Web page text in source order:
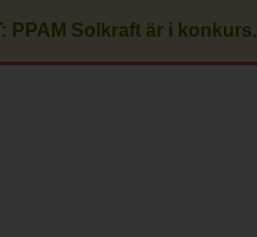
PPAM Solkraft är i konkurs.